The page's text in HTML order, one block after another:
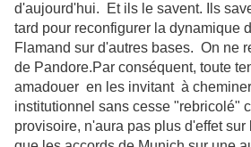
d'aujourd'hui. Et ils le savent. Ils
tard pour reconfigurer la dynamique
Flamand sur d'autres bases. On ne
de Pandore.Par conséquent, toute
amadouer en les invitant à
institutionnel sans cesse "rebricolé"
provisoire, n'aura pas plus d'effet